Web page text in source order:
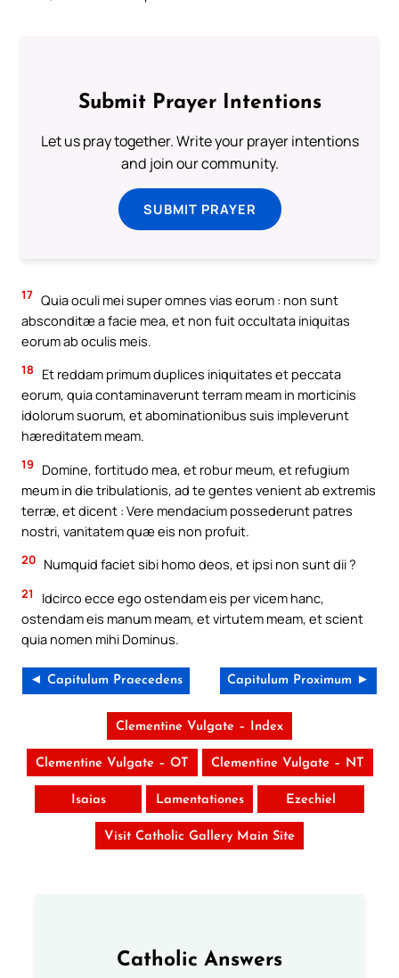
Submit Prayer Intentions
Let us pray together. Write your prayer intentions
and join our community.
SUBMIT PRAYER
17 Quia oculi mei super omnes vias eorum : non sunt
absconditæ a facie mea, et non fuit occultata iniquitas
eorum ab oculis meis.
18
Et reddam primum duplices iniquitates et peccata
eorum, quia contaminaverunt terram meam in morticinis
idolorum suorum, et abominationibus suis impleverunt
hæreditatem meam.
19
Domine, fortitudo mea, et robur meum, et refugium
meum in die tribulationis, ad te gentes venient ab extremis
terræ, et dicent : Vere mendacium possederunt patres
nostri, vanitatem quæ eis non profuit.
20 Numquid faciet sibi homo deos, et ipsi non sunt dii ?
21
Idcirco ecce ego ostendam eis per vicem hanc,
ostendam eis manum meam, et virtutem meam, et scient
quia nomen mihi Dominus.
◄ Capitulum Praecedens Capitulum Proximum ►
Clementine Vulgate – Index
Clementine Vulgate – OT Clementine Vulgate – NT
Isaias Lamentationes Ezechiel
Visit Catholic Gallery Main Site
Catholic Answers